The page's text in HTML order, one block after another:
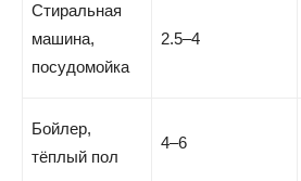
Стиральная
машина,
посудомойка
2.5–4
Бойлер,
тёплый пол
4–6